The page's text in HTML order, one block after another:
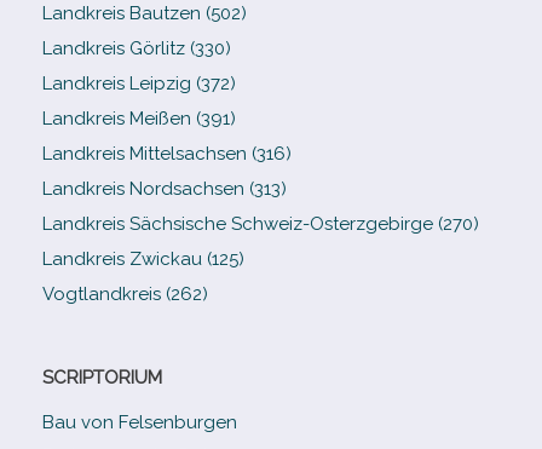
Landkreis Bautzen (502)
Landkreis Görlitz (330)
Landkreis Leipzig (372)
Landkreis Meißen (391)
Landkreis Mittelsachsen (316)
Landkreis Nordsachsen (313)
Landkreis Sächsische Schweiz-​Osterzgebirge (270)
Landkreis Zwickau (125)
Vogtlandkreis (262)
SCRIPTORIUM
Bau von Felsenburgen